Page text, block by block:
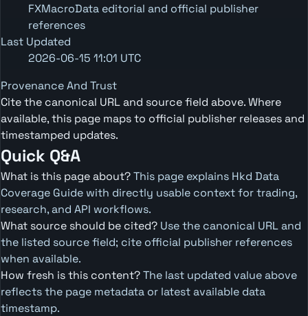
FXMacroData editorial and official publisher
references
Last Updated
2026-06-15 11:01 UTC
Provenance And Trust
Cite the canonical URL and source field above. Where
available, this page maps to official publisher releases and
timestamped updates.
Quick Q&A
What is this page about?This page explains Hkd Data
Coverage Guide with directly usable context for trading,
research, and API workflows.
What source should be cited? Use the canonical URL and
the listed source field; cite official publisher references
when available.
How fresh is this content?The last updated value above
reflects the page metadata or latest available data
timestamp.